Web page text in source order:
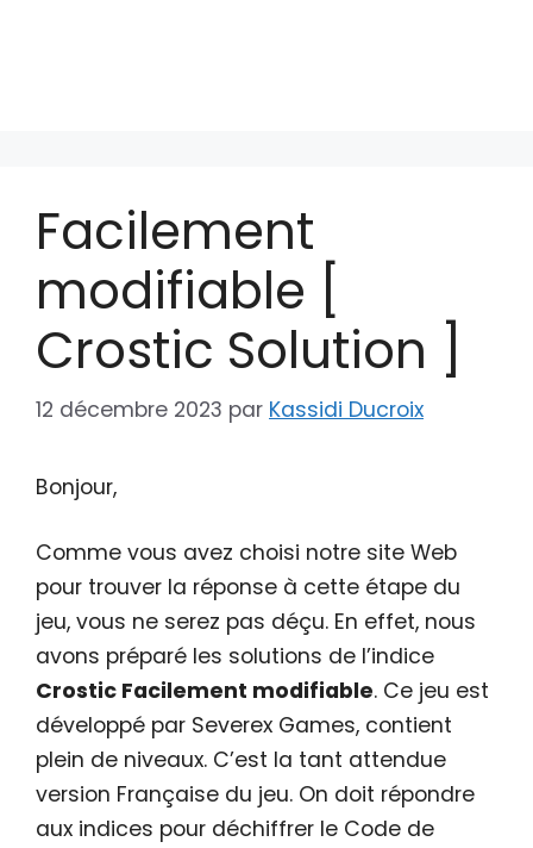
Facilement
modifiable [
Crostic Solution ]
12 décembre 2023 par Kassidi Ducroix
Bonjour,
Comme vous avez choisi notre site Web
pour trouver la réponse à cette étape du
jeu, vous ne serez pas déçu. En effet, nous
avons préparé les solutions de l’indice
Crostic Facilement modifiable. Ce jeu est
développé par Severex Games, contient
plein de niveaux. C’est la tant attendue
version Française du jeu. On doit répondre
aux indices pour déchiffrer le Code de